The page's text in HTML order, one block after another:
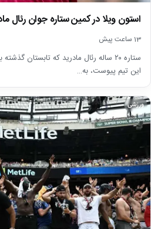
استون ویلا در کمین ستاره جوان رئال
13 ساعت پیش
ستاره ۲۰ ساله رئال مادرید که تابستان
این تیم پیوست، به…
ورزشی